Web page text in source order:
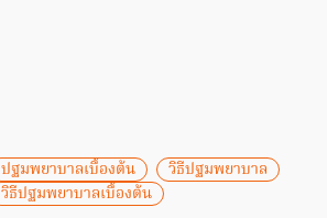
ปฐมพยาบาลเบื้องต้น
วิธีปฐมพยาบาล
วิธีปฐมพยาบาลเบื้องต้น